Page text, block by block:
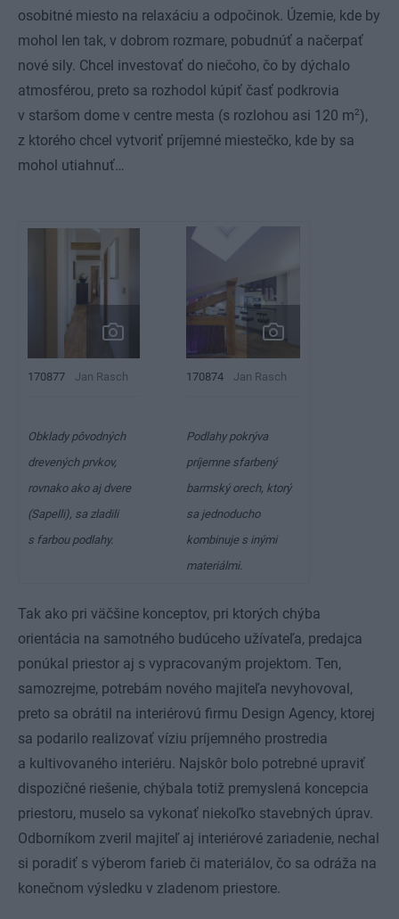
osobitné miesto na relaxáciu a odpočinok. Územie, kde by
mohol len tak, v dobrom rozmare, pobudnúť a načerpať
nové sily. Chcel investovať do niečoho, čo by dýchalo
atmosférou, preto sa rozhodol kúpiť časť podkrovia
v staršom dome v centre mesta (s rozlohou asi 120 m2),
z ktorého chcel vytvoriť príjemné miestečko, kde by sa
mohol utiahnuť…
170877 Jan Rasch 170874 Jan Rasch
Obklady pôvodných
drevených prvkov,
rovnako ako aj dvere
(Sapelli), sa zladili
s farbou podlahy.
Podlahy pokrýva
príjemne sfarbený
barmský orech, ktorý
sa jednoducho
kombinuje s inými
materiálmi.
Tak ako pri väčšine konceptov, pri ktorých chýba
orientácia na samotného budúceho užívateľa, predajca
ponúkal priestor aj s vypracovaným projektom. Ten,
samozrejme, potrebám nového majiteľa nevyhovoval,
preto sa obrátil na interiérovú firmu Design Agency, ktorej
sa podarilo realizovať víziu príjemného prostredia
a kultivovaného interiéru. Najskôr bolo potrebné upraviť
dispozičné riešenie, chýbala totiž premyslená koncepcia
priestoru, muselo sa vykonať niekoľko stavebných úprav.
Odborníkom zveril majiteľ aj interiérové zariadenie, nechal
si poradiť s výberom farieb či materiálov, čo sa odráža na
konečnom výsledku v zladenom priestore.